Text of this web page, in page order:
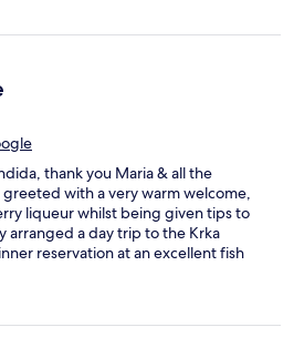
thank you Maria & all the
with a very warm welcome,
liqueur whilst being given tips to
arranged a day trip to the Krka
reservation at an excellent fish
with excellent egg, crepe &
worthy of its 5* rating, great